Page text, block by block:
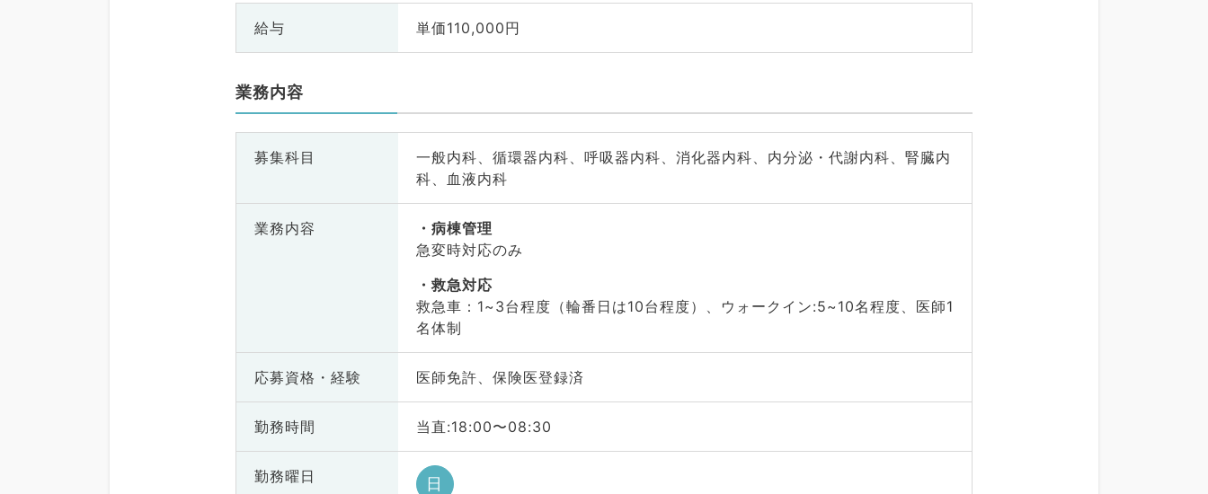
給与 単価110,000円
業務内容
募集科目
一般内科、循環器内科、呼吸器内科、消化器内科、内分泌・代謝内科、腎臓内
科、血液内科
業務内容
病棟管理
急変時対応のみ
救急対応
救急車：1~3台程度（輪番日は10台程度）、ウォークイン:5~10名程度、医師1
名体制
応募資格・ 経験 医師免許、保険医登録済
勤務時間 当直:18:00〜08:30
勤務曜日 日